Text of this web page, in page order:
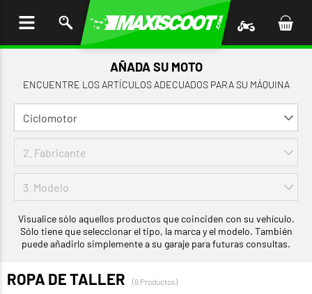
AÑADA SU MOTO
ENCUENTRE LOS ARTÍCULOS ADECUADOS PARA SU MÁQUINA
Visualice sólo aquellos productos que coinciden con su vehículo.
Sólo tiene que seleccionar el tipo, la marca y el modelo. También
puede añadirlo simplemente a su garaje para futuras consultas.
ROPA DE TALLER (6 Productos)